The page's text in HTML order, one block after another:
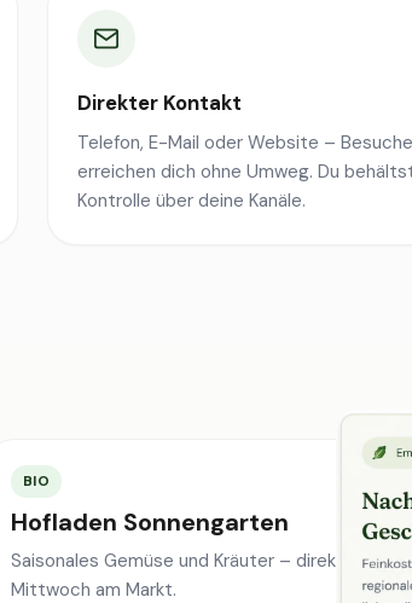
Direkter Kontakt
Telefon, E-Mail oder Website –
erreichen dich ohne Umweg. Du
Kontrolle über deine Kanäle.
BIO
Hofladen Sonnengarten
Saisonales Gemüse und Kräuter – direkt vom
Mittwoch am Markt.